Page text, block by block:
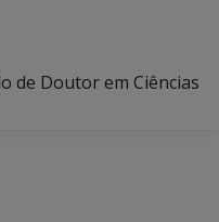
de Doutor em Ciências